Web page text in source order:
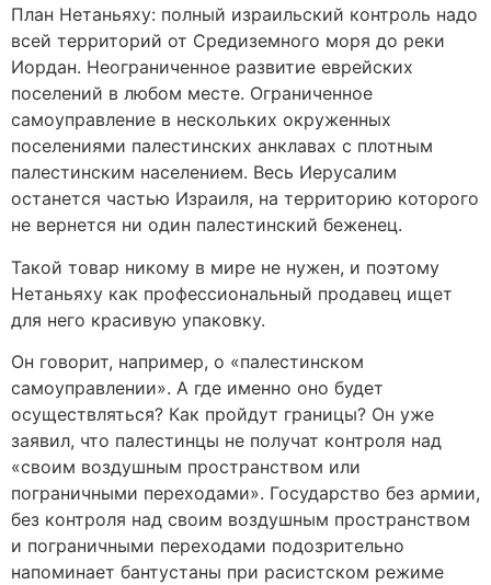
План Нетаньяху: полный израильский контроль надо
всей территорий от Средиземного моря до реки
Иордан. Неограниченное развитие еврейских
поселений в любом месте. Ограниченное
самоуправление в нескольких окруженных
поселениями палестинских анклавах с плотным
палестинским населением. Весь Иерусалим
останется частью Израиля, на территорию которого
не вернется ни один палестинский беженец.
Такой товар никому в мире не нужен, и поэтому
Нетаньяху как профессиональный продавец ищет
для него красивую упаковку.
Он говорит, например, о «палестинском
самоуправлении». А где именно оно будет
осуществляться? Как пройдут границы? Он уже
заявил, что палестинцы не получат контроля над
«своим воздушным пространством или
пограничными переходами». Государство без армии,
без контроля над своим воздушным пространством
и пограничными переходами подозрительно
напоминает бантустаны при расистском режиме